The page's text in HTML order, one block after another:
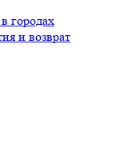
городах
и возврат